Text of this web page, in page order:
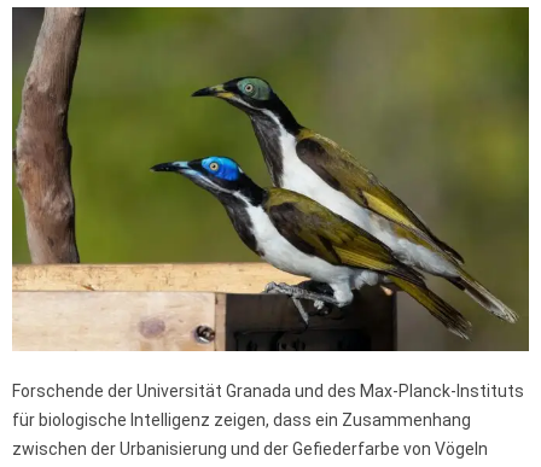
Forschende der Universität Granada und des Max-Planck-Instituts
für biologische Intelligenz zeigen, dass ein Zusammenhang
zwischen der Urbanisierung und der Gefiederfarbe von Vögeln